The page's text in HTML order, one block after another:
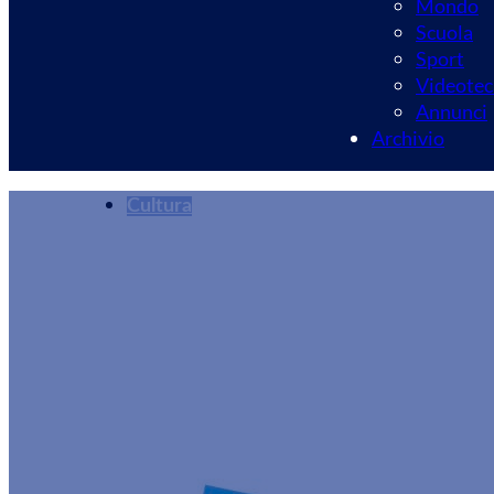
Mondo
Scuola
Sport
Annunci
Archivio
Cultura